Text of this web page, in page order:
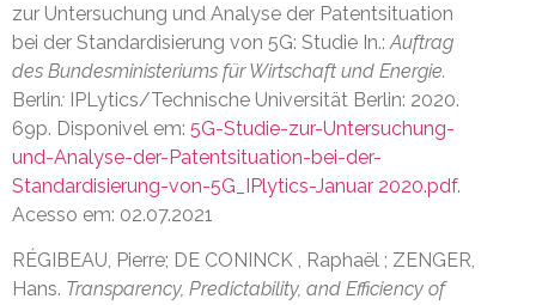
zur Untersuchung und Analyse der Patentsituation
bei der Standardisierung von 5G: Studie In.: Auftrag
des Bundesministeriums für Wirtschaft und Energie.
Berlin: IPLytics/Technische Universität Berlin: 2020.
69p. Disponivel em: 5G-Studie-zur-Untersuchung-
und-Analyse-der-Patentsituation-bei-der-
Standardisierung-von-5G_IPlytics-Januar 2020.pdf.
Acesso em: 02.07.2021
RÉGIBEAU, Pierre; DE CONINCK , Raphaël ; ZENGER,
Hans. Transparency, Predictability, and Efficiency of